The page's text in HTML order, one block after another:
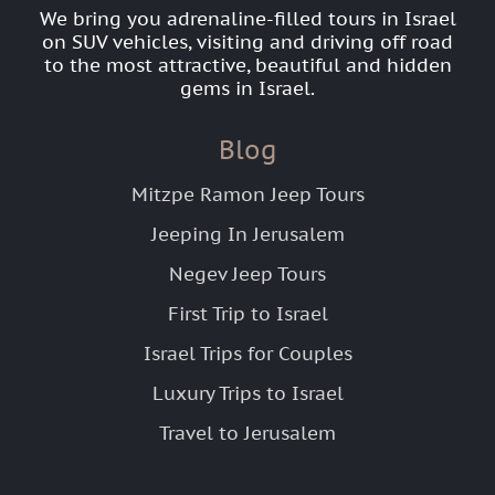
We bring you adrenaline-filled tours in Israel
on SUV vehicles, visiting and driving off road
to the most attractive, beautiful and hidden
gems in Israel.
Blog
Mitzpe Ramon Jeep Tours
Jeeping In Jerusalem
Negev Jeep Tours
First Trip to Israel
Israel Trips for Couples
Luxury Trips to Israel
Travel to Jerusalem